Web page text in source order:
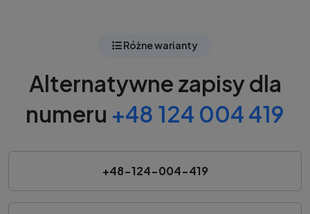
Różne warianty
Alternatywne zapisy dla
numeru +48 124 004 419
+48-124-004-419